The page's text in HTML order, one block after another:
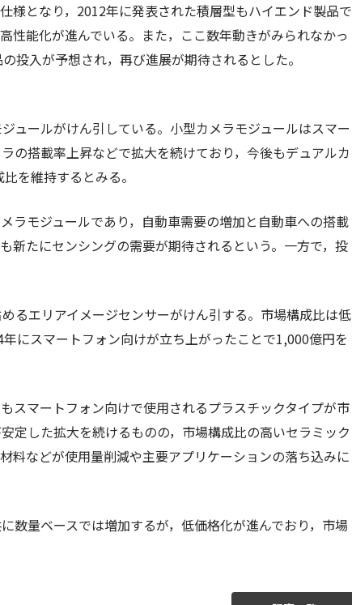
様となり，2012年に発表された積層型もハイエンド製品で
性能化が進んでいる。また，ここ数年動きがみられなかっ
投入が予想され，再び進展が期待されるとした。
ュールがけん引している。小型カメラモジュールはスマー
の搭載率上昇などで拡大を続けており，今後もデュアルカ
を維持するとみる。
ラモジュールであり，自動車需要の増加と自動車への搭載
新たにセンシングの需要が期待されるという。一方で，投
るエリアイメージセンサーがけん引する。市場構成比は低
にスマートフォン向けが立ち上がったことで1,000億円を
スマートフォン向けで使用されるプラスチックタイプが市
定した拡大を続けるものの，市場構成比の高いセラミック
料などが使用量削減や主要アプリケーションの落ち込みに
数量ベースでは増加するが，低価格化が進んでおり，市場